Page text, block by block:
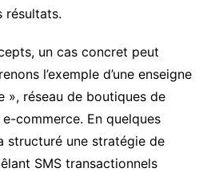
résultats.
un cas concret peut
l’exemple d’une enseigne
», réseau de boutiques de
commerce. En quelques
structuré une stratégie de
SMS transactionnels